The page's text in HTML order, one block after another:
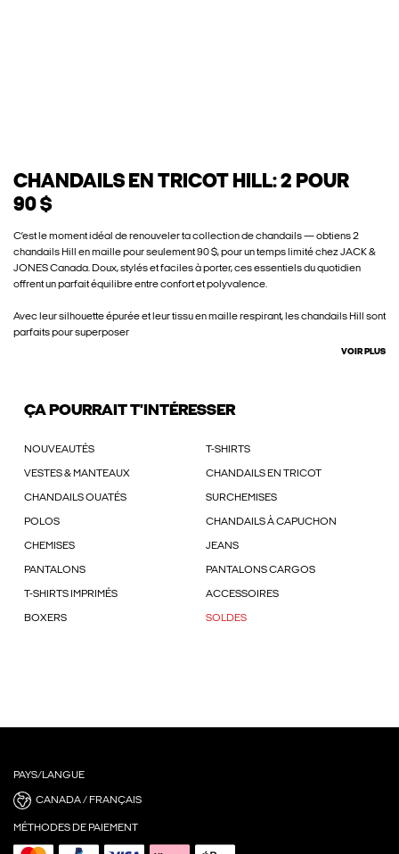
CHANDAILS EN TRICOT HILL: 2 POUR
90 $
C’est le moment idéal de renouveler ta collection de chandails — obtiens 2
chandails Hill en maille pour seulement 90 $, pour un temps limité chez JACK &
JONES Canada. Doux, stylés et faciles à porter, ces essentiels du quotidien
offrent un parfait équilibre entre confort et polyvalence.
Avec leur silhouette épurée et leur tissu en maille respirant, les chandails Hill sont
parfaits pour superposer
VOIR PLUS
ÇA POURRAIT T'INTÉRESSER
NOUVEAUTÉS T-SHIRTS
VESTES & MANTEAUX CHANDAILS EN TRICOT
CHANDAILS OUATÉS SURCHEMISES
POLOS CHANDAILS À CAPUCHON
CHEMISES JEANS
PANTALONS PANTALONS CARGOS
T-SHIRTS IMPRIMÉS ACCESSOIRES
BOXERS SOLDES
PAYS/LANGUE
CANADA / FRANÇAIS
MÉTHODES DE PAIEMENT